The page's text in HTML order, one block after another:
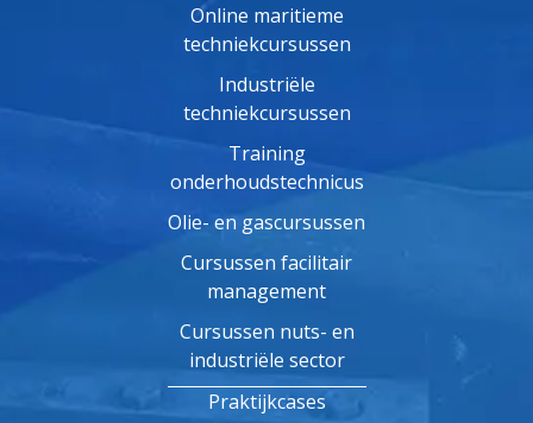
Online maritieme
techniekcursussen
Industriële
techniekcursussen
Training
onderhoudstechnicus
Olie- en gascursussen
Cursussen facilitair
management
Cursussen nuts- en
industriële sector
Praktijkcases